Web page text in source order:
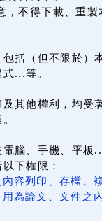
，不得下載、重製
包括（但不限於
...等。
及其他權利，均
電腦、手機、平
下權限：
容列印、存檔、
為論文、文件之